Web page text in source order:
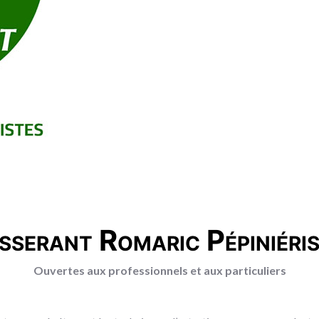
Romaric
Ouvertes aux professionnels et aux particuliers